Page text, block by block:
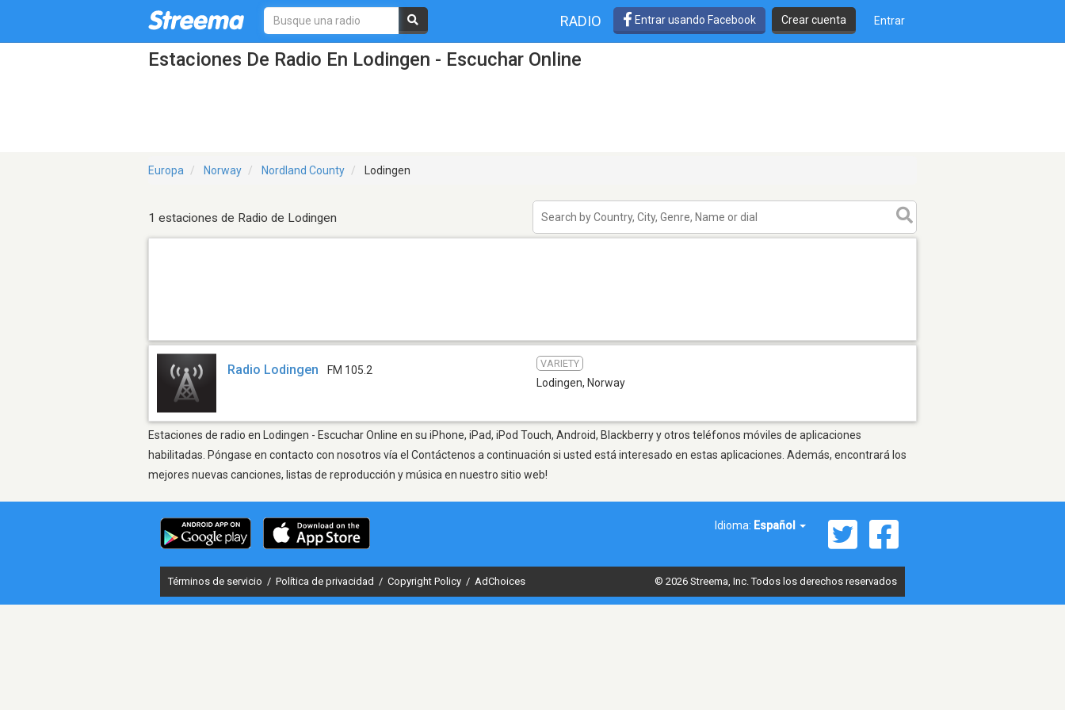
RADIO Entrar usando Facebook Crear cuenta Entrar
Estaciones De Radio En Lodingen - Escuchar Online
Europa Norway Nordland County Lodingen
1 estaciones de Radio de Lodingen
Radio Lodingen FM 105.2
VARIETY
Lodingen, Norway
Estaciones de radio en Lodingen - Escuchar Online en su iPhone, iPad, iPod Touch, Android, Blackberry y otros teléfonos móviles de aplicaciones
habilitadas. Póngase en contacto con nosotros vía el Contáctenos a continuación si usted está interesado en estas aplicaciones. Además, encontrará los
mejores nuevas canciones, listas de reproducción y música en nuestro sitio web!
Idioma: Español
Términos de servicio / Política de privacidad / Copyright Policy / AdChoices © 2026 Streema, Inc. Todos los derechos reservados